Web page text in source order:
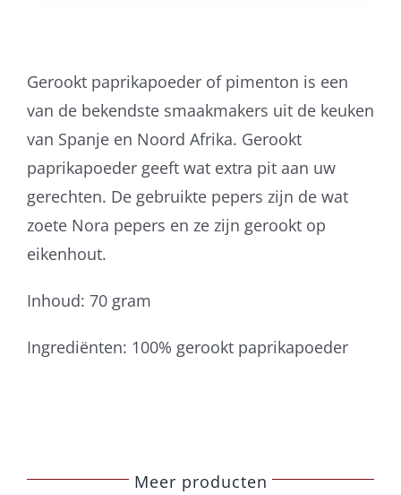
Gerookt paprikapoeder of pimenton is een
van de bekendste smaakmakers uit de keuken
van Spanje en Noord Afrika. Gerookt
paprikapoeder geeft wat extra pit aan uw
gerechten. De gebruikte pepers zijn de wat
zoete Nora pepers en ze zijn gerookt op
eikenhout.
Inhoud: 70 gram
Ingrediënten: 100% gerookt paprikapoeder
Meer producten